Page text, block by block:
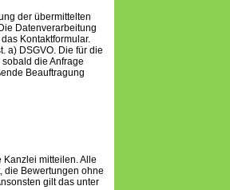
der übermittelten
Datenverarbeitung
Kontaktformular.
a) DSGVO. Die für die
die Anfrage
Beauftragung
Kanzlei mitteilen. Alle
die Bewertungen ohne
gilt das unter